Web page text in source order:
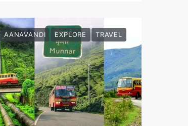
AANAVANDI EXPLORE TRAVEL